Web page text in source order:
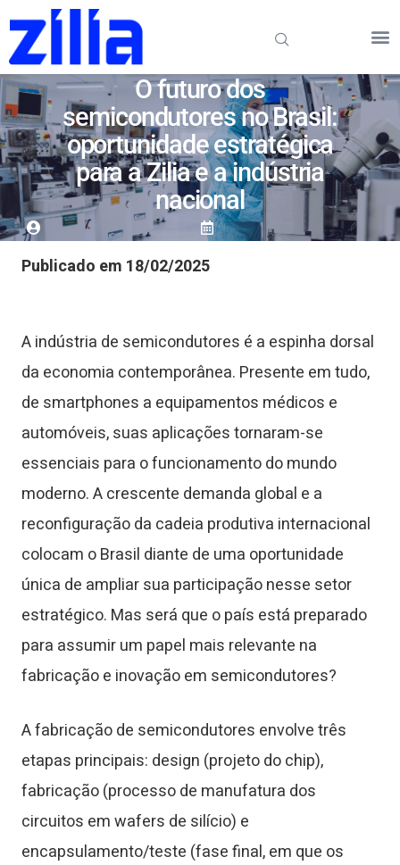
O futuro dos
semicondutores no Brasil:
oportunidade estratégica
para a Zilia e a indústria
nacional
Publicado em 18/02/2025
A indústria de semicondutores é a espinha dorsal
da economia contemporânea. Presente em tudo,
de smartphones a equipamentos médicos e
automóveis, suas aplicações tornaram-se
essenciais para o funcionamento do mundo
moderno. A crescente demanda global e a
reconfiguração da cadeia produtiva internacional
colocam o Brasil diante de uma oportunidade
única de ampliar sua participação nesse setor
estratégico. Mas será que o país está preparado
para assumir um papel mais relevante na
fabricação e inovação em semicondutores?
A fabricação de semicondutores envolve três
etapas principais: design (projeto do chip),
fabricação (processo de manufatura dos
circuitos em wafers de silício) e
encapsulamento/teste (fase final, em que os